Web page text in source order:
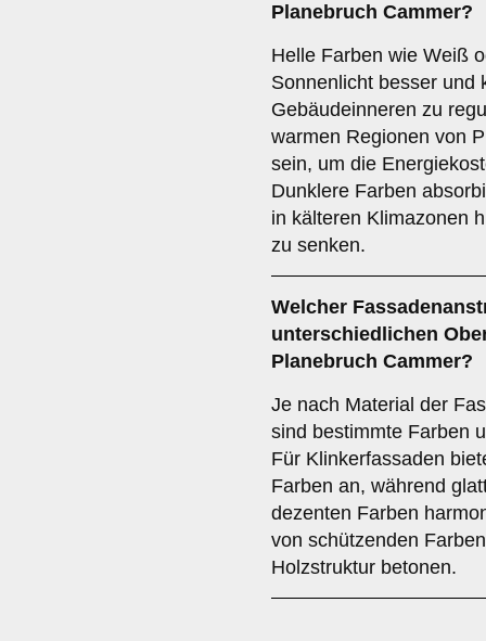
Planebruch Cammer?
Helle Farben wie Weiß
Sonnenlicht besser und
Gebäudeinneren zu
warmen Regionen von
sein, um die
Dunklere Farben
in kälteren Klimazonen
zu senken.
Welcher
unterschiedlichen
Planebruch Cammer?
Je nach Material der
sind bestimmte Farben
Für Klinkerfassaden
Farben an, während
dezenten Farben
von schützenden
Holzstruktur betonen.